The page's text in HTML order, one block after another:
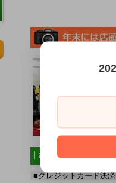
｜お支払い方法
■クレジットカード決済